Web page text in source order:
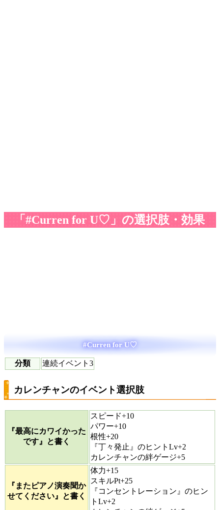
「#Curren for U♡」の選択肢・効果
#Curren for U♡
分類 連続イベント3
カレンチャンのイベント選択肢
『最高にカワイかった
です』と書く
スピード+10
パワー+10
根性+20
『丁々発止』のヒントLv+2
カレンチャンの絆ゲージ+5
『またピアノ演奏聞か
せてください』と書く
体力+15
スキルPt+25
『コンセントレーション』のヒン
トLv+2